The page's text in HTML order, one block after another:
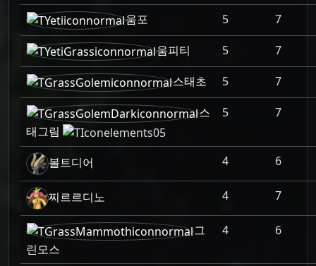
움포 5
7
움피티
5
7
스태초
5
7
스
태그림
5 7
볼트디어 4 6
찌르르디노 4 7
그
린모스
4 6